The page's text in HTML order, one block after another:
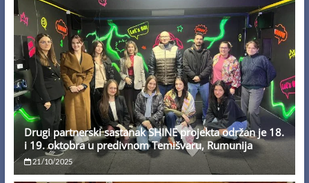
Drugi partnerski sastanak SHINE projekta održan je 18.
i 19. oktobra u predivnom Temišvaru, Rumunija
21/10/2025